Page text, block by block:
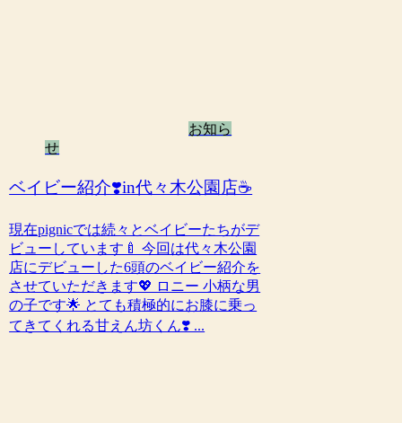
お知ら
せ
ベイビー紹介❣️in代々木公園店☕️
現在pignicでは続々とベイビーたちがデ
ビューしています🍼 今回は代々木公園
店にデビューした6頭のベイビー紹介を
させていただきます💖 ロニー 小柄な男
の子です🌟 とても積極的にお膝に乗っ
てきてくれる甘えん坊くん❣️ ...